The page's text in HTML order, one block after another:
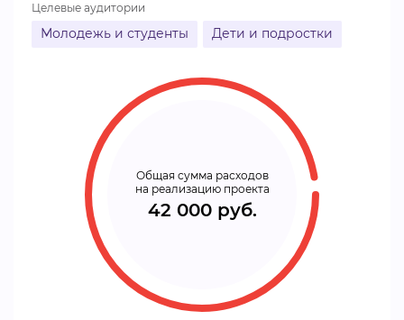
Целевые аудитории
Молодежь и студенты Дети и подростки
Общая сумма расходов
на реализацию проекта
42 000 руб.